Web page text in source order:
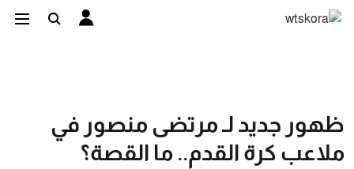
ظهور جديد لـ مرتضى منصور في
ملاعب كرة القدم.. ما القصة؟